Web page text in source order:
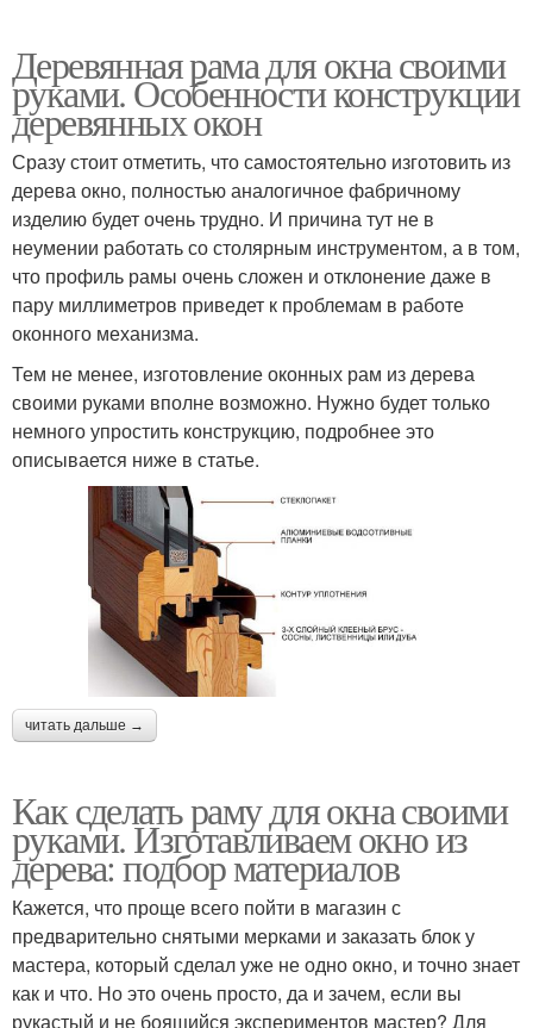
Деревянная рама для окна своими
руками. Особенности конструкции
деревянных окон
Сразу стоит отметить, что самостоятельно изготовить из
дерева окно, полностью аналогичное фабричному
изделию будет очень трудно. И причина тут не в
неумении работать со столярным инструментом, а в том,
что профиль рамы очень сложен и отклонение даже в
пару миллиметров приведет к проблемам в работе
оконного механизма.
Тем не менее, изготовление оконных рам из дерева
своими руками вполне возможно. Нужно будет только
немного упростить конструкцию, подробнее это
описывается ниже в статье.
читать дальше →
Как сделать раму для окна своими
руками. Изготавливаем окно из
дерева: подбор материалов
Кажется, что проще всего пойти в магазин с
предварительно снятыми мерками и заказать блок у
мастера, который сделал уже не одно окно, и точно знает
как и что. Но это очень просто, да и зачем, если вы
рукастый и не боящийся экспериментов мастер? Для